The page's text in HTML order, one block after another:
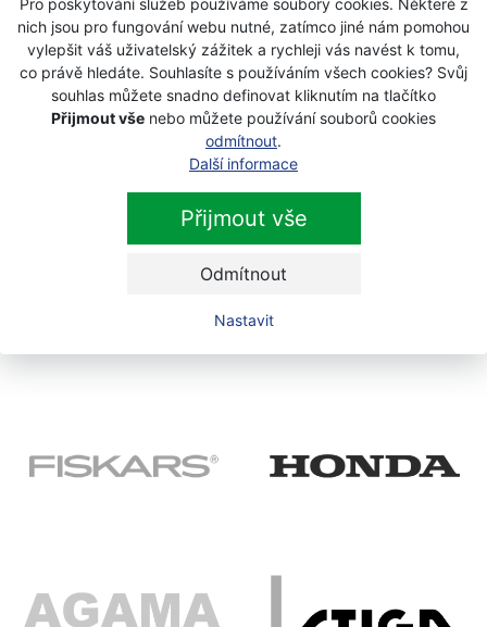
nich jsou pro fungování webu nutné, zatímco jiné nám pomohou
vylepšit váš uživatelský zážitek a rychleji vás navést k tomu,
co právě hledáte. Souhlasíte s používáním všech cookies? Svůj
souhlas můžete snadno definovat kliknutím na tlačítko
Přijmout vše nebo můžete používání souborů cookies
odmítnout.
Další informace
Přijmout vše
Odmítnout
Nastavit
Přihlaste se k odběru novinek
Přihlásit
Zaškrtnutím souhlasím se zpracováním osobních
údajů.